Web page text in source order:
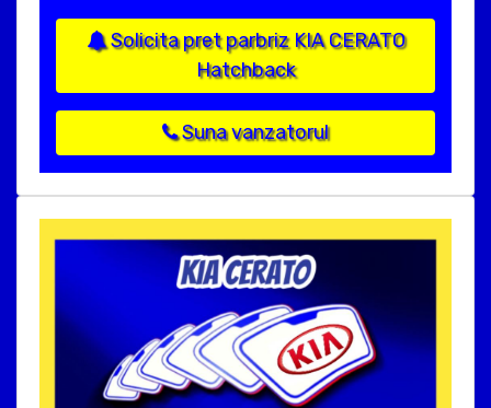
Solicita pret parbriz KIA CERATO
Hatchback
Suna vanzatorul